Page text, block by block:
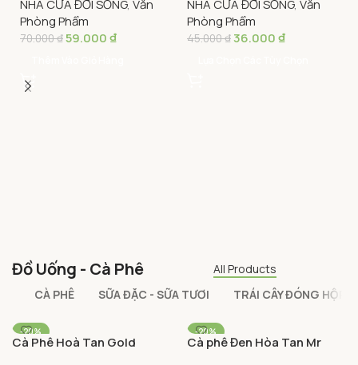
NHÀ CỬA ĐỜI SỐNG, Văn
Phòng Phẩm
70.000₫59.000₫
NHÀ CỬA ĐỜI SỐNG, Văn
Phòng Phẩm
45.000₫36.000₫
Đồ Uống - Cà Phê
All Products
CÀ PHÊ
SỮA ĐẶC - SỮA TƯƠI TRÁI CÂY ĐÓNG HỘP
-20%
100 GRAM
Cà Phê Hoà Tan Gold
-20%
Cà phê Đen Hòa Tan Mr